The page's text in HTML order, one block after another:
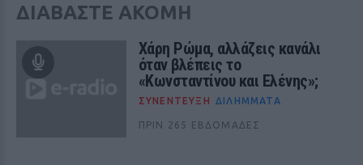
ΔΙΑΒΑΣΤΕ ΑΚΟΜΗ
Χάρη Ρώμα, αλλάζεις κανάλι
όταν βλέπεις το
«Κωνσταντίνου και Ελένης»;
ΣΥΝΕΝΤΕΥΞΗ ΔΙΛΉΜΜΑΤΑ
ΠΡΙΝ 265 ΕΒΔΟΜΆΔΕΣ